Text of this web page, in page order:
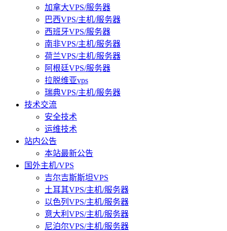
加拿大VPS/服务器
巴西VPS/主机/服务器
西班牙VPS/服务器
南非VPS/主机/服务器
荷兰VPS/主机/服务器
阿根廷VPS/服务器
拉脱维亚vps
瑞典VPS/主机/服务器
技术交流
安全技术
运维技术
站内公告
本站最新公告
国外主机/VPS
吉尔吉斯斯坦VPS
土耳其VPS/主机/服务器
以色列VPS/主机/服务器
意大利VPS/主机/服务器
尼泊尔VPS/主机/服务器